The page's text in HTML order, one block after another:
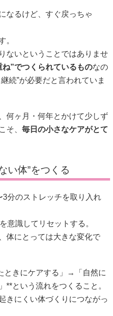
なるけど、すぐ戻っちゃ
。
ないということではありませ
”でつくられているものなの
続”が必要だと言われていま
何ヶ月・何年とかけて少しず
そ、 毎日の小さなケアがとて
い体”をつくる
分のストレッチを取り入れ
意識してリセットする。
体にとっては大きな変化で
ときにケアする」→「自然に
**という流れをつくること。
きにくい体づくりにつながっ